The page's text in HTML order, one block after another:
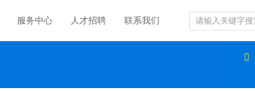
服务中心 人才招聘 联系我们